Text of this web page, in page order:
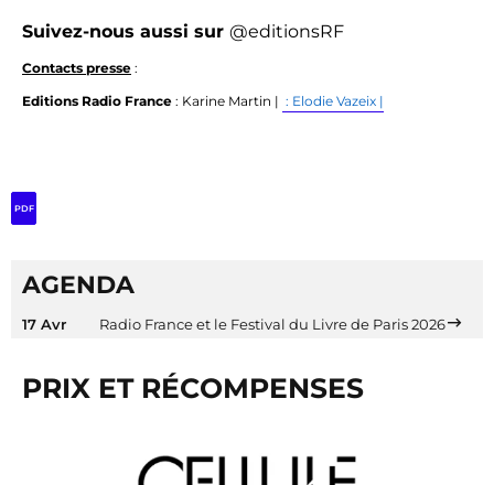
Suivez-nous aussi sur @editionsRF
Contacts presse :
Editions Radio France : Karine Martin | : Elodie Vazeix |
PDF
AGENDA
17 Avr Radio France et le Festival du Livre de Paris 2026
PRIX ET RÉCOMPENSES